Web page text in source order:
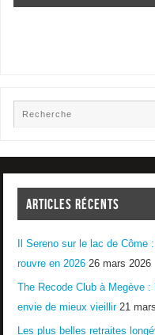
ARTICLES RÉCENTS
Il Sereno sur le lac de Côme
rouvre en 2026 26 mars 2026
The Recode Club à Megève
envie de mieux vieillir 21
Les plus belles retraites